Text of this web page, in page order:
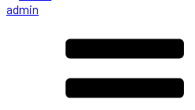
admin